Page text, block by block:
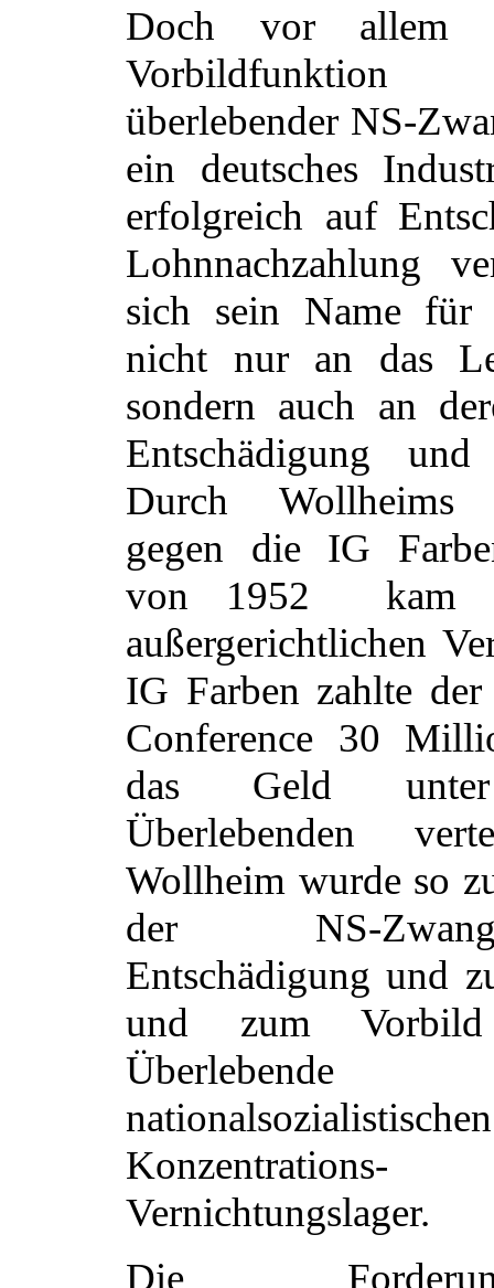
Doch vor allem
überlebender NS-
ein deutsches
erfolgreich auf
Lohnnachzahlung
sich sein Name für
nicht nur an das
sondern auch an
Entschädigung und
Durch Wollheims
gegen die IG
von 1952
kam
außergerichtlichen
IG Farben zahlte
Conference 30
das Geld unter
Überlebenden
Wollheim wurde so
der NS-
Entschädigung und
und zum
nationalsozialistischen
Vernichtungslager.
Die